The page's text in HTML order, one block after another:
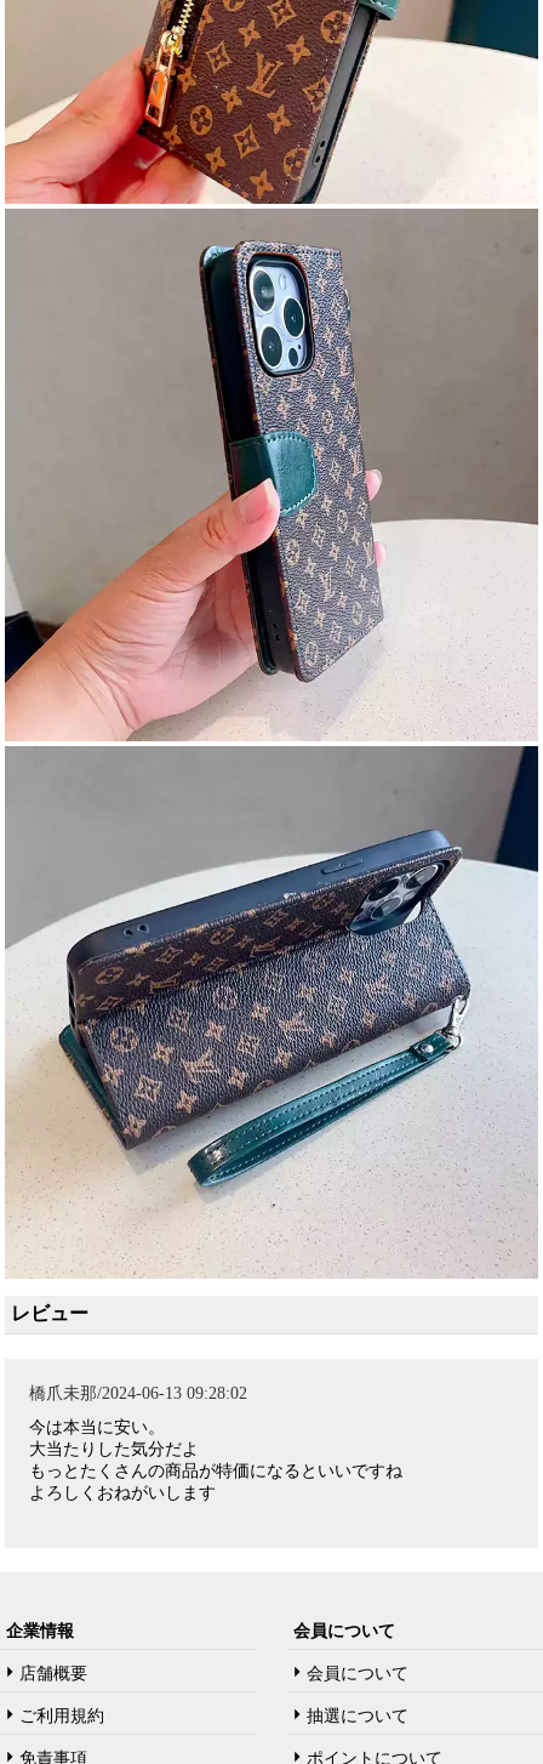
レビュー
橋爪未那/2024-06-13 09:28:02
今は本当に安い。
大当たりした気分だよ
もっとたくさんの商品が特価になるといいですね
よろしくおねがいします
企業情報
店舗概要
ご利用規約
免責事項
会員について
会員について
抽選について
ポイントについて